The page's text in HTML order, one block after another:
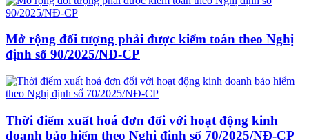
Mở rộng đối tượng phải được kiểm toán theo Nghị
định số 90/2025/NĐ-CP
Thời điểm xuất hoá đơn đối với hoạt động kinh
doanh bảo hiểm theo Nghị định số 70/2025/NĐ-CP